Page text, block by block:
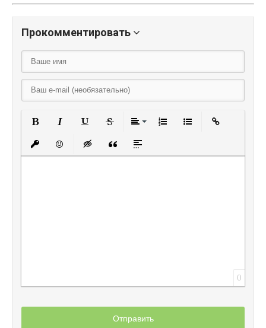
Прокомментировать
Вставить защищенную ссылку
Вставить смайлик
Вставка скрытого текста
Вставка цитаты
Вставка спойлера
0
Отправить